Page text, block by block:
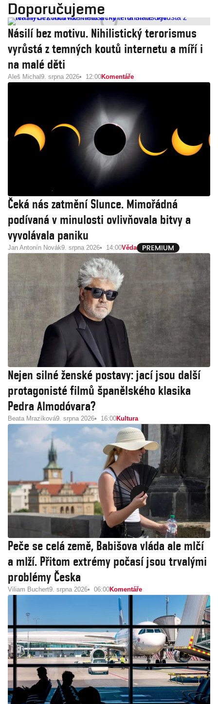
Doporučujeme
Násilí bez motivu. Nihilistický terorismus
vyrůstá z temných koutů internetu a míří i
na malé děti
Aleš Michal 9. srpna 2026 12:00Komentáře
Čeká nás zatmění Slunce. Mimořádná
podívaná v minulosti ovlivňovala bitvy a
vyvolávala paniku
Jan Antonín Novák9. srpna 2026 14:00Věda
Nejen silné ženské postavy: jací jsou další
protagonisté filmů španělského klasika
Pedra Almodóvara?
Beata Mrazíková9. srpna 2026 16:00Kultura
Peče se celá země, Babišova vláda ale mlčí
a mlží. Přitom extrémy počasí jsou trvalými
problémy Česka
Viliam Buchert9. srpna 2026 06:00Komentáře